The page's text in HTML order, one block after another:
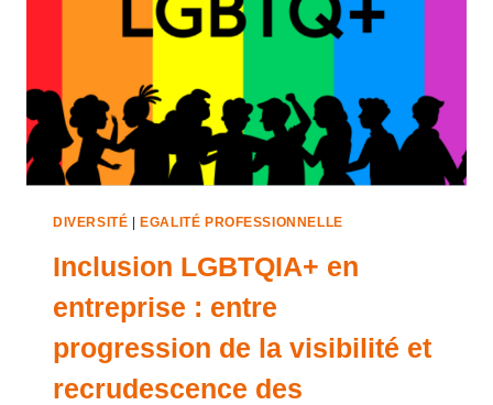
DIVERSITÉ |EGALITÉ PROFESSIONNELLE
Inclusion LGBTQIA+ en
entreprise : entre
progression de la visibilité et
recrudescence des